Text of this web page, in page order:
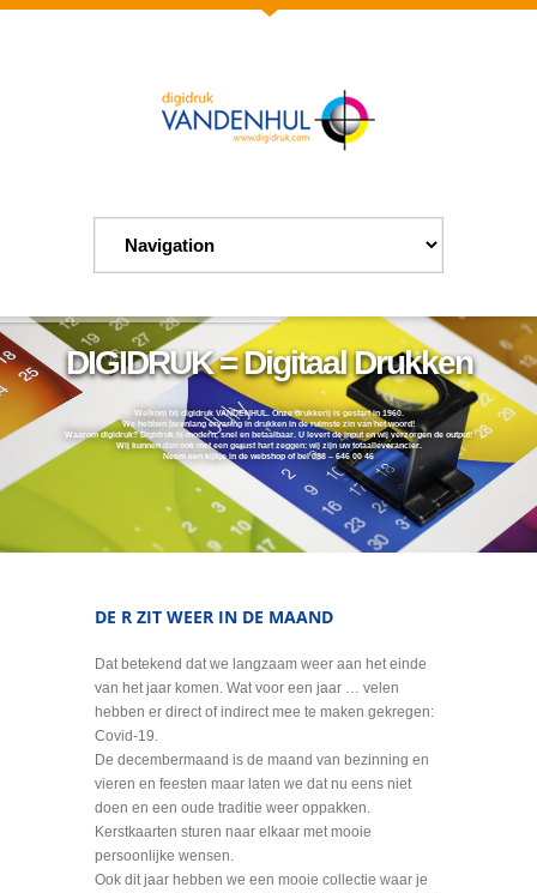
Welkom bij digidruk VANDENHUL. Onze drukkerij is gestart in 1960.
We hebben jarenlang ervaring in drukken in de ruimste zin van het woord!
Waarom digidruk? Digidruk is modern, snel en betaalbaar. U levert de input en wij verzorgen de output!
Wij kunnen dan ook met een gerust hart zeggen: wij zijn uw totaalleverancier.
Neem een kijkje in de webshop of bel 088 – 646 00 46
DIGIDRUK = Digitaal Drukken
DE R ZIT WEER IN DE MAAND
Dat betekend dat we langzaam weer aan het einde
van het jaar komen. Wat voor een jaar … velen
hebben er direct of indirect mee te maken gekregen:
Covid-19.
De decembermaand is de maand van bezinning en
vieren en feesten maar laten we dat nu eens niet
doen en een oude traditie weer oppakken.
Kerstkaarten sturen naar elkaar met mooie
persoonlijke wensen.
Ook dit jaar hebben we een mooie collectie waar je